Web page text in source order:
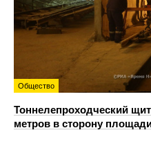
Общество
Тоннелепроходческий
метров в сторону